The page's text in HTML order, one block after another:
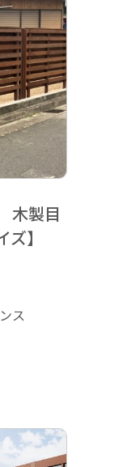
木製目
】
ス